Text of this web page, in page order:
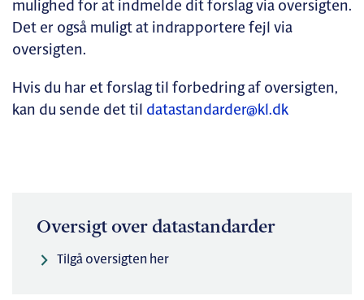
mulighed for at indmelde dit forslag via oversigten.
Det er også muligt at indrapportere fejl via
oversigten.
Hvis du har et forslag til forbedring af oversigten,
kan du sende det til datastandarder@kl.dk
Oversigt over datastandarder
Tilgå oversigten her